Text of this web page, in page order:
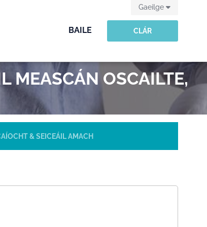
BAILE CLÁR
Gaeilge
MEASCÁN OSCAILTE,
& SEICEÁIL AMACH